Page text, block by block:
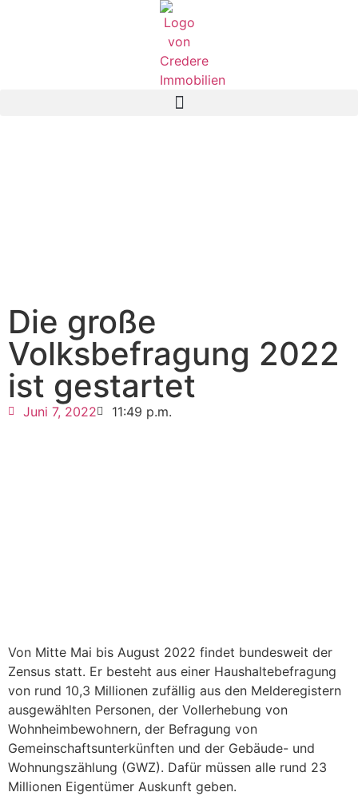
Die große
Volksbefragung 2022
ist gestartet
Juni 7, 2022 11:49 p.m.
Von Mitte Mai bis August 2022 findet bundesweit der
Zensus statt. Er besteht aus einer Haushaltebefragung
von rund 10,3 Millionen zufällig aus den Melderegistern
ausgewählten Personen, der Vollerhebung von
Wohnheimbewohnern, der Befragung von
Gemeinschaftsunterkünften und der Gebäude- und
Wohnungszählung (GWZ). Dafür müssen alle rund 23
Millionen Eigentümer Auskunft geben.